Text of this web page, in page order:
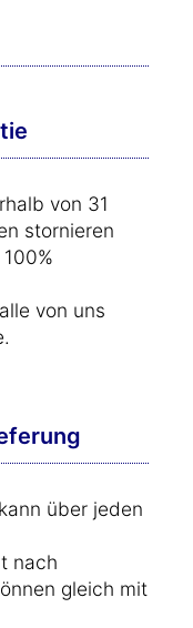
von 31
stornieren
von uns
über jeden
nach
gleich mit